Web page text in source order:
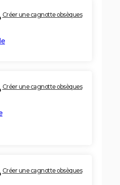
Créer une cagnotte obsèques
Créer une cagnotte obsèques
Créer une cagnotte obsèques